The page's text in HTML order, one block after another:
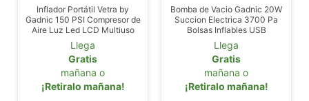
Inflador Portátil Vetra by
Gadnic 150 PSI Compresor de
Aire Luz Led LCD Multiuso
Compacto
Llega
Gratis
mañana o
¡Retiralo mañana!
Bomba de Vacio Gadnic 20W
Succion Electrica 3700 Pa
Bolsas Inflables USB
Llega
Gratis
mañana o
¡Retiralo mañana!